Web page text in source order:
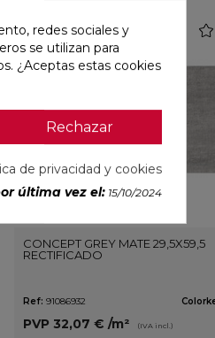
CONCEPT GREY MATE 29,5X59,5
RECTIFICADO
Ref: 91086932
PVP 32,07 €/m² (IVA incl.)
redes sociales y
se utilizan para
¿Aceptas estas cookies
Rechazar
de privacidad y cookies
última vez el: 15/10/2024